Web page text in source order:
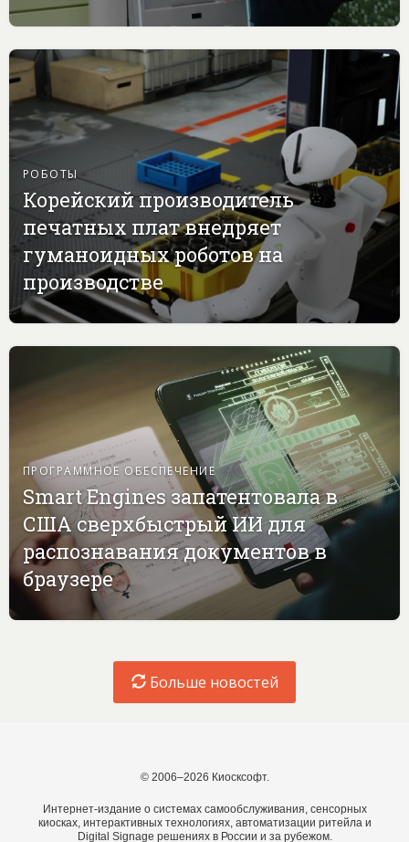
РОБОТЫ
Корейский производитель
печатных плат внедряет
гуманоидных роботов на
производстве
ПРОГРАММНОЕ ОБЕСПЕЧЕНИЕ
Smart Engines запатентовала в
США сверхбыстрый ИИ для
распознавания документов в
браузере
Больше новостей
© 2006–2026 Киосксофт.
Интернет-издание о системах самообслуживания, сенсорных
киосках, интерактивных технологиях, автоматизации ритейла и
Digital Signage решениях в России и за рубежом.